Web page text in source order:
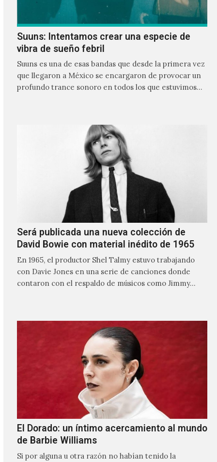
Suuns: Intentamos crear una especie de
vibra de sueño febril
Suuns es una de esas bandas que desde la primera vez
que llegaron a México se encargaron de provocar un
profundo trance sonoro en todos los que estuvimos
Será publicada una nueva colección de
David Bowie con material inédito de 1965
En 1965, el productor Shel Talmy estuvo trabajando
con Davie Jones en una serie de canciones donde
contaron con el respaldo de músicos como Jimmy…
El Dorado: un íntimo acercamiento al mundo
de Barbie Williams
Si por alguna u otra razón no habían tenido la